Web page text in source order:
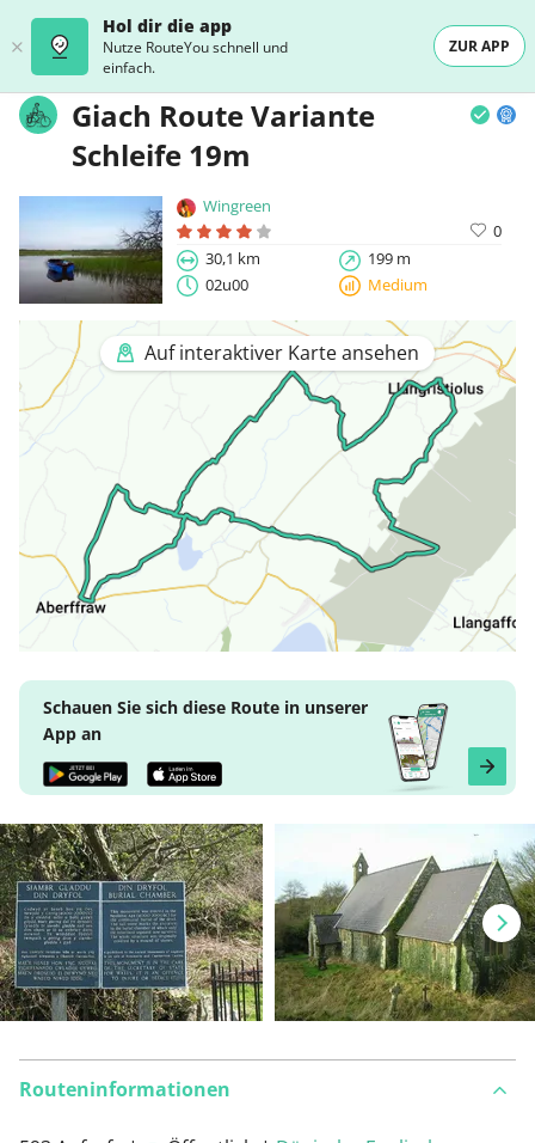
Hol dir die app
Nutze RouteYou schnell und
einfach.
ZUR APP
Giach Route Variante
Schleife 19m
Wingreen
0
30,1 km
199 m
02u00
Medium
Auf interaktiver Karte ansehen
Schauen Sie sich diese Route in unserer
App an
Routeninformationen